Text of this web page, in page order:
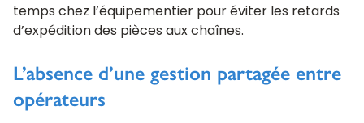
temps chez l’équipementier pour éviter les retards
d’expédition des pièces aux chaînes.
L’absence d’une gestion partagée entre
opérateurs